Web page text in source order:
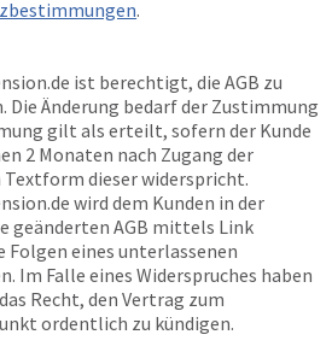
.
ist berechtigt, die AGB zu
Die Änderung bedarf der Zustimmung
gilt als erteilt, sofern der Kunde
2 Monaten nach Zugang der
dieser widerspricht.
wird dem Kunden in der
geänderten AGB mittels Link
eines unterlassenen
Im Falle eines Widerspruches haben
Recht, den Vertrag zum
ordentlich zu kündigen.